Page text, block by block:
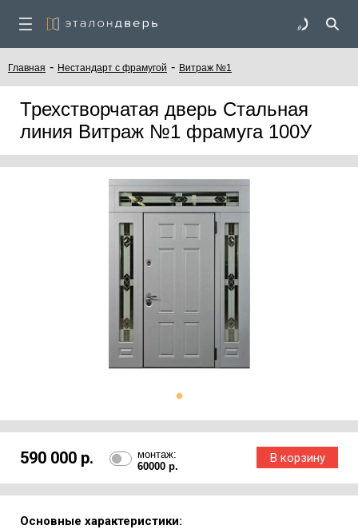
Главная - Нестандарт с фрамугой - Витраж №1
Трехстворчатая дверь Стальная
линия Витраж №1 фрамуга 100У
590 000 р.
монтаж:
60000 р.
Основные характеристики: